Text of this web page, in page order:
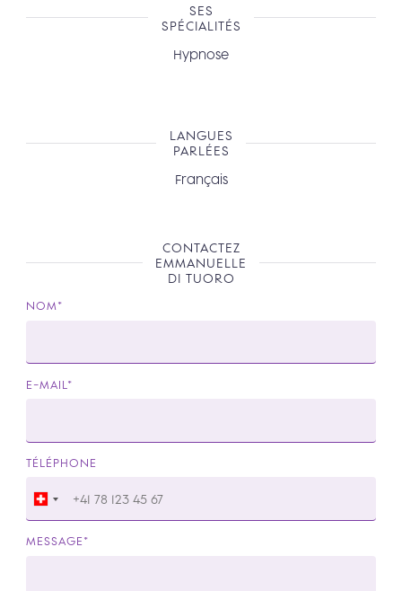
SES
SPÉCIALITÉS
Hypnose
LANGUES
PARLÉES
Français
CONTACTEZ
EMMANUELLE
DI TUORO
NOM
E-MAIL
TÉLÉPHONE
MESSAGE